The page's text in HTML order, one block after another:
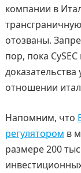
компании в
отозваны.
пор, пока
отношении
Напомним, что
регулятором в
размере 200